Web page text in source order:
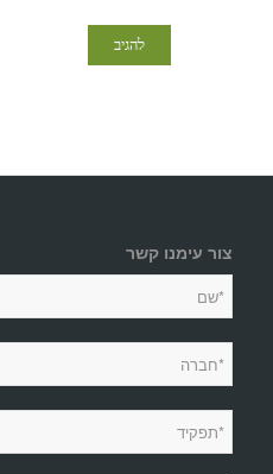
צור עימנו קשר